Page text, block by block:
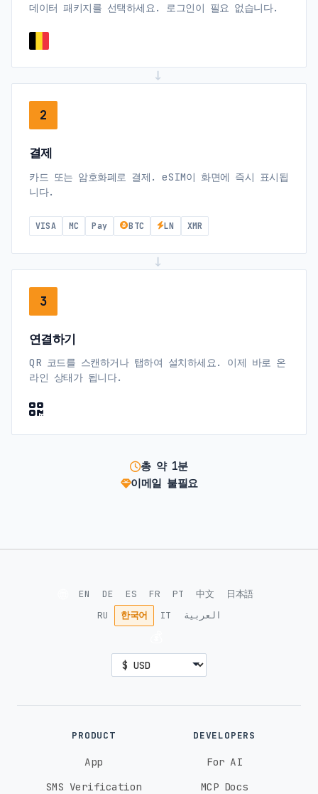
데이터 패키지를 선택하세요. 로그인이 필요 없습니다.
→
2
결제
카드 또는 암호화폐로 결제. eSIM이 화면에 즉시 표시됩
니다.
VISA MC Pay BTC LN XMR
3
연결하기
QR 코드를 스캔하거나 탭하여 설치하세요. 이제 바로 온
라인 상태가 됩니다.
총 약 1분
이메일 불필요
EN DE ES FR PT 中文
日本語
RU
한국어 IT العربية
PRODUCT
App
SMS Verification
DEVELOPERS
For AI
MCP Docs